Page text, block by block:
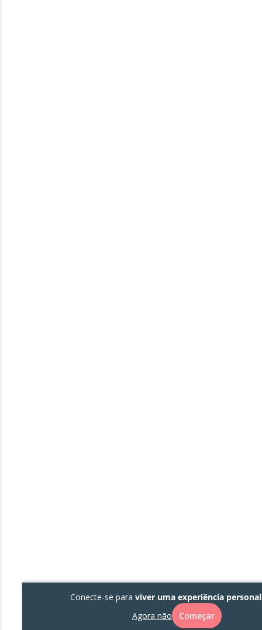
Conecte-se para viver uma experiência
Agora não
Começar